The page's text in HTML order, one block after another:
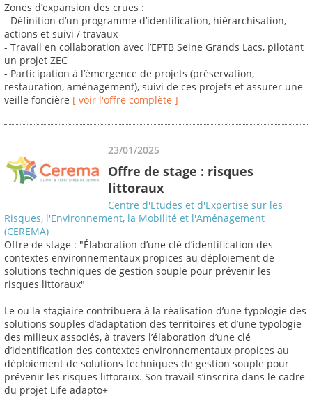
Zones d’expansion des crues :
- Définition d’un programme d’identification, hiérarchisation,
actions et suivi / travaux
- Travail en collaboration avec l’EPTB Seine Grands Lacs, pilotant
un projet ZEC
- Participation à l’émergence de projets (préservation,
restauration, aménagement), suivi de ces projets et assurer une
veille foncière [ voir l'offre complète ]
23/01/2025
Offre de stage : risques
littoraux
Centre d'Etudes et d'Expertise sur les
Risques, l'Environnement, la Mobilité et l'Aménagement
(CEREMA)
Offre de stage : "Élaboration d’une clé d’identification des
contextes environnementaux propices au déploiement de
solutions techniques de gestion souple pour prévenir les
risques littoraux"
Le ou la stagiaire contribuera à la réalisation d’une typologie des
solutions souples d’adaptation des territoires et d’une typologie
des milieux associés, à travers l’élaboration d’une clé
d’identification des contextes environnementaux propices au
déploiement de solutions techniques de gestion souple pour
prévenir les risques littoraux. Son travail s’inscrira dans le cadre
du projet Life adapto+